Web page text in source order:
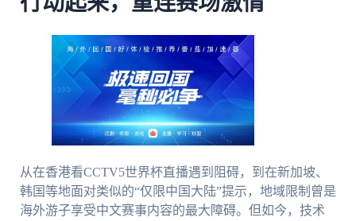
从在香港看CCTV5世界杯直播遇到阻碍，到在新加坡、
韩国等地面对类似的“仅限中国大陆”提示，地域限制曾是
海外游子享受中文赛事内容的最大障碍。但如今，技术